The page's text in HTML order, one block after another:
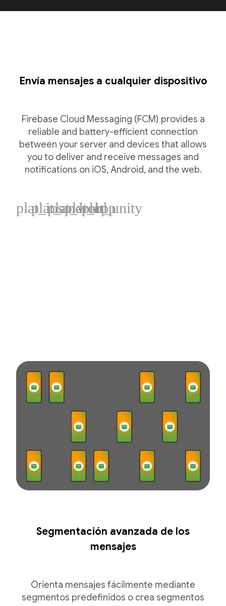
Envía mensajes a cualquier dispositivo
Firebase Cloud Messaging (FCM) provides a
reliable and battery-efficient connection
between your server and devices that allows
you to deliver and receive messages and
notifications on iOS, Android, and the web.
plat_ios
plat_android
plat_web
plat_cpp
plat_unity
Segmentación avanzada de los
mensajes
Orienta mensajes fácilmente mediante
segmentos predefinidos o crea segmentos